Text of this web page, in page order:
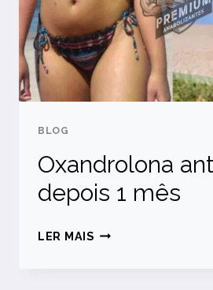
BLOG
Oxandrolona
depois 1 mês
LER MAISOXANDROLONA